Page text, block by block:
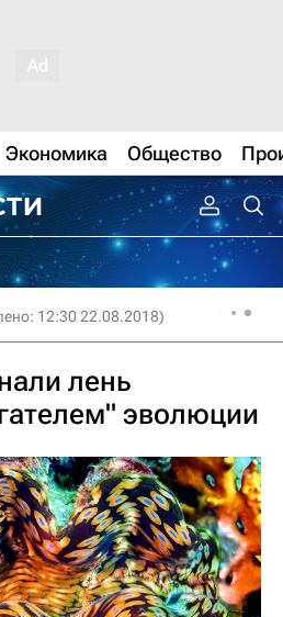
Экономика Общество
12:30 22.08.2018)
лень
эволюции